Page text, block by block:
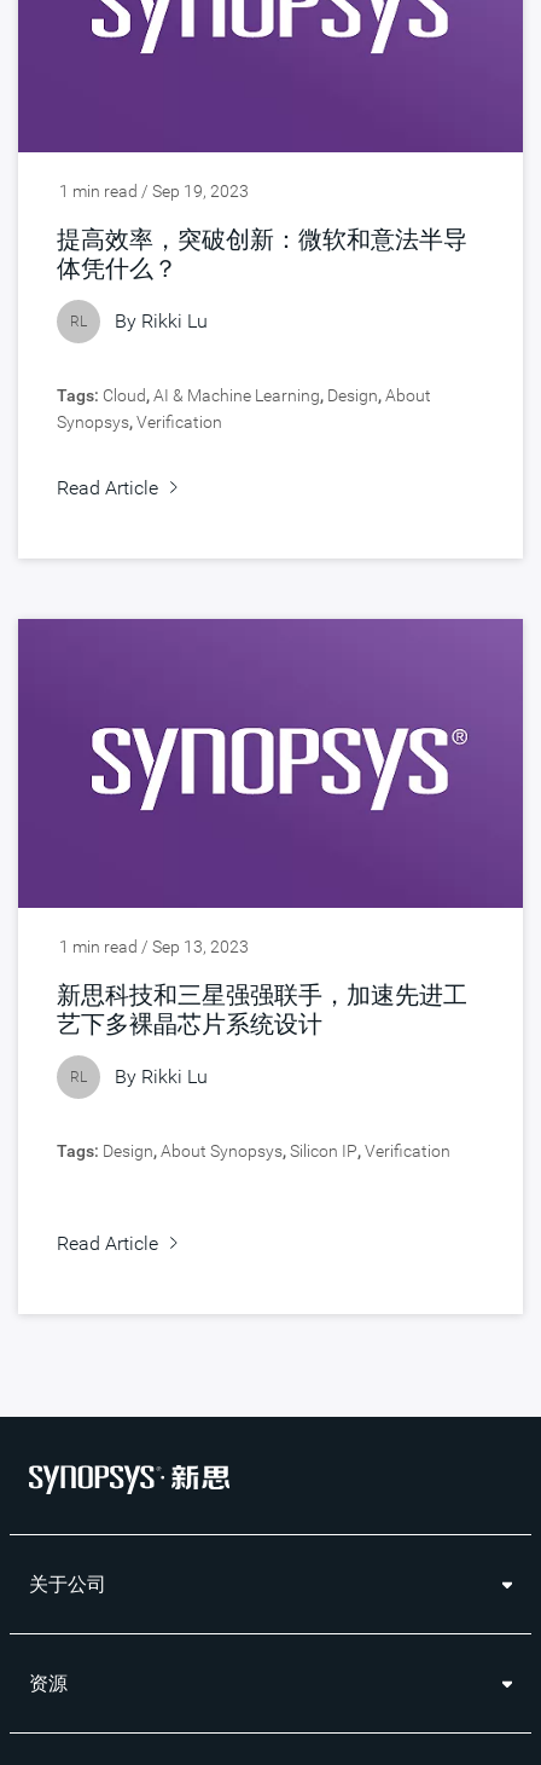
1 min read / Sep 19, 2023
提高效率，突破创新：微软和意法半导
体凭什么？
RL By Rikki Lu
Tags: Cloud,AI & Machine Learning, Design,About
Synopsys,Verification
Read Article
1 min read / Sep 13, 2023
新思科技和三星强强联手，加速先进工
艺下多裸晶芯片系统设计
RL By Rikki Lu
Tags: Design,About Synopsys,Silicon IP,Verification
Read Article
关于公司
资源